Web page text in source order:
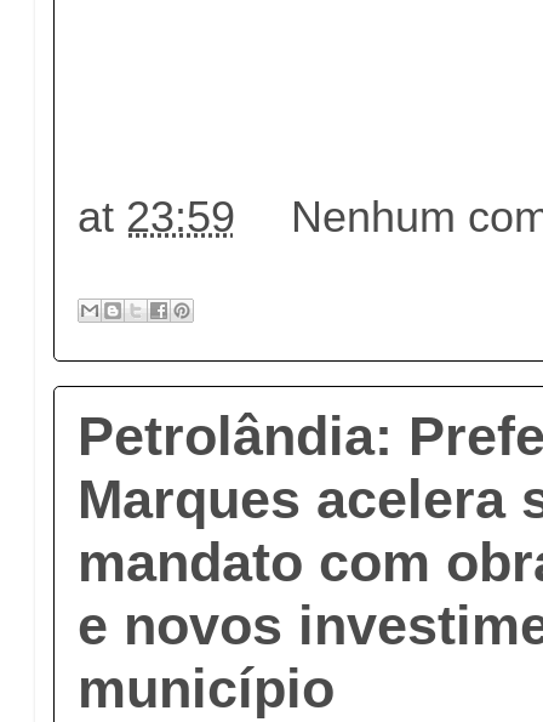
at 23:59 Nenhum
Petrolândia:
Marques acelera
mandato com
e novos
município